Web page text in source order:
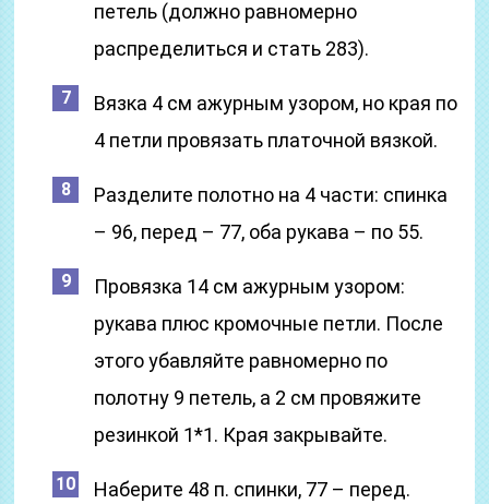
петель (должно равномерно
распределиться и стать 283).
Вязка 4 см ажурным узором, но края по
4 петли провязать платочной вязкой.
Разделите полотно на 4 части: спинка
– 96, перед – 77, оба рукава – по 55.
Провязка 14 см ажурным узором:
рукава плюс кромочные петли. После
этого убавляйте равномерно по
полотну 9 петель, а 2 см провяжите
резинкой 1*1. Края закрывайте.
Наберите 48 п. спинки, 77 – перед.